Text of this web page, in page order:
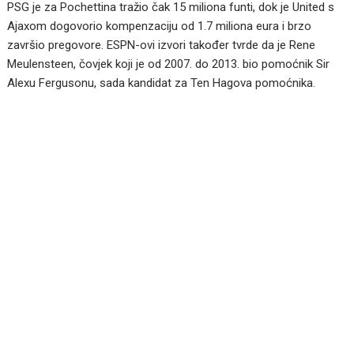
PSG je za Pochettina tražio čak 15 miliona funti, dok je United s
Ajaxom dogovorio kompenzaciju od 1.7 miliona eura i brzo
završio pregovore. ESPN-ovi izvori također tvrde da je Rene
Meulensteen, čovjek koji je od 2007. do 2013. bio pomoćnik Sir
Alexu Fergusonu, sada kandidat za Ten Hagova pomoćnika.